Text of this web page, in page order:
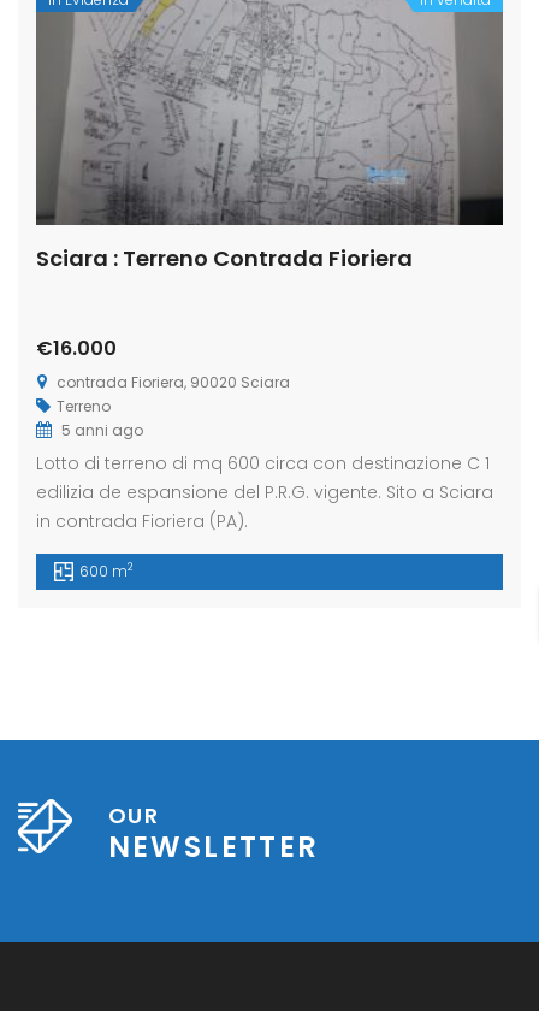
Sciara : Terreno Contrada Fioriera
€16.000
contrada Fioriera, 90020 Sciara
Terreno
5 anni ago
Lotto di terreno di mq 600 circa con destinazione C 1
edilizia de espansione del P.R.G. vigente. Sito a Sciara
in contrada Fioriera (PA).
600 m2
: Terreno
Valle Corvo
€13.000
OUR
NEWSLETTER